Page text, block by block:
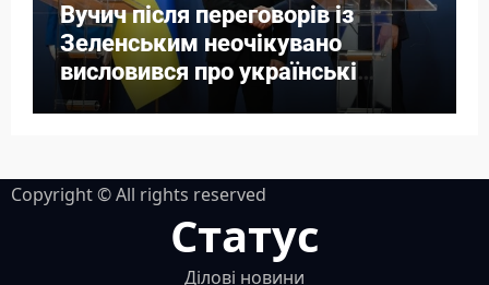
Вучич після переговорів із
Зеленським неочікувано
висловився про українські
території
Copyright © All rights reserved
Статус
Ділові новини